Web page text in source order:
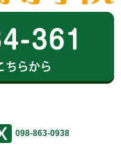
098-863-0938